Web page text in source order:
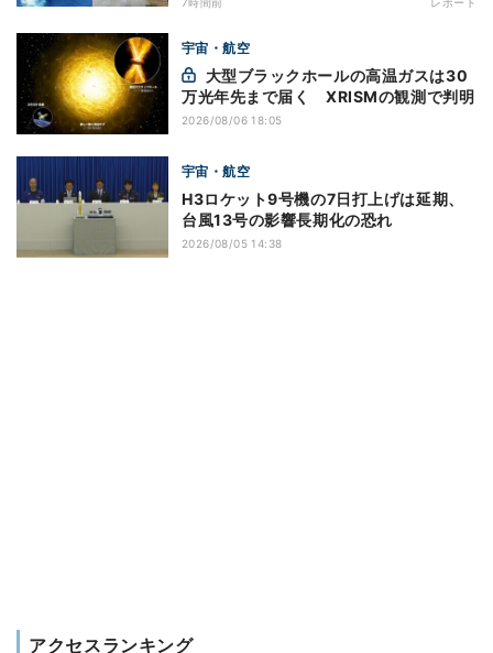
宇宙・航空
万光年先まで届く XRISMの観測で判明
2026/08/06 18:05
宇宙・航空
H3ロケット9号機の7日打上げは延期、
台風13号の影響長期化の恐れ
2026/08/05 14:38
アクセスランキング